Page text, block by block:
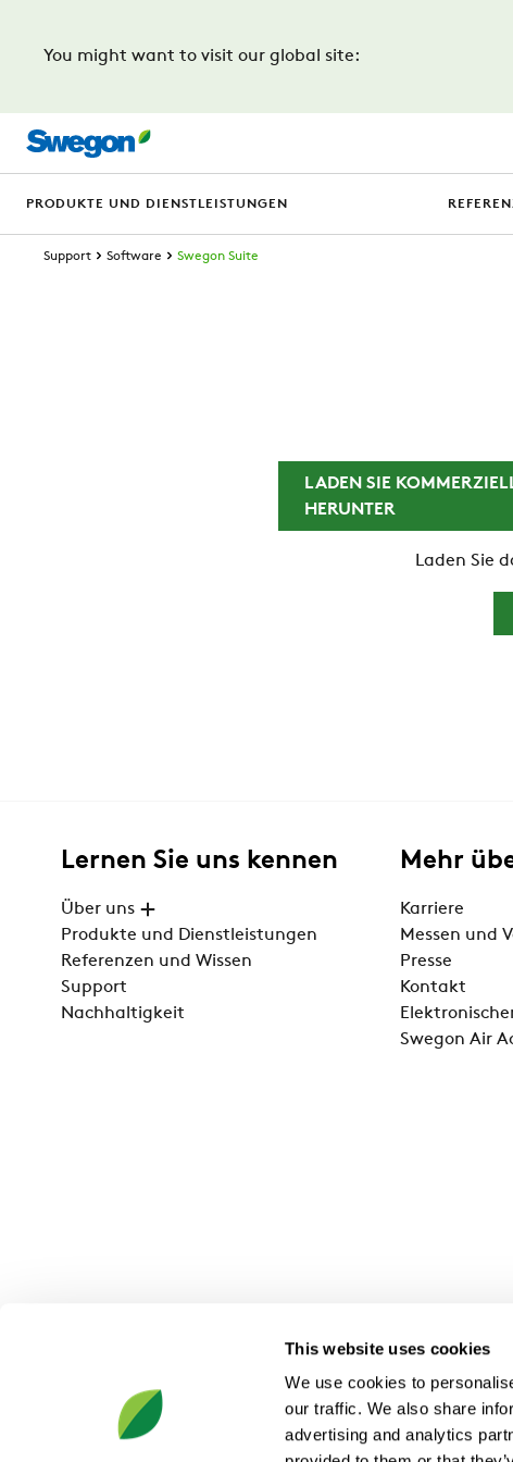
This website uses cookies
We use cookies to
our traffic. We also share
advertising and analytics
You might want to visit our global site:
PRODUKTE UND DIENSTLEISTUNGEN
Support Software Swegon Suite
LADEN SIE
HERUNTER
Laden Sie
Lernen Sie uns kennen
Über uns
Produkte und Dienstleistungen
Referenzen und Wissen
Support
Nachhaltigkeit
Mehr
Karriere
Messen und
Presse
Kontakt
Swegon Air